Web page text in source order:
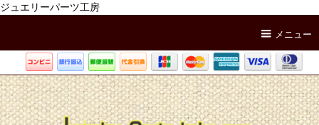
ジュエリーパーツ工房
メニュー